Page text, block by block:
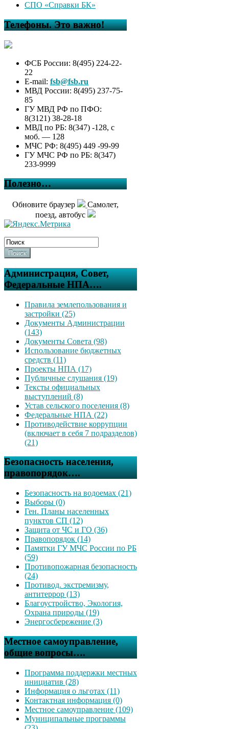
СПО «Справки БК»
Телефоны. Это важно!
ФСБ России: 8(495) 224-22-
22
E-mail: fsb@fsb.ru
МВД России: 8(495) 237-75-
85
ГУ МВД РФ по ПФО:
8(3121) 38-28-18
МВД по РБ: 8(347) -128, с
моб. — 128
МЧС РФ: 8(495) 449 -99-99
ГУ МЧС РФ по РБ: 8(347)
233-9999
Полезно…
Обновите браузер
Самолет,
поезд, автобус
Поиск
Администрация, Совет,
Федеральные НПА….
Правила землепользования и
застройки (25)
Документы Администрации
(143)
Документы Совета (98)
Использование бюджетных
средств (11)
Проекты НПА (17)
Публичные слушания (19)
Тексты официальных
выступлений (8)
Устав сельского поселения (8)
Федеральные НПА (22)
Противодействие коррупции
(включает в себя 7 подразделов)
(21)
Безопасность населения,
правопорядок….
Безопасность на водоемах (21)
Выборы (0)
Ген. Планы населенных
пунктов СП (12)
Защита от ЧС и ГО (36)
Правопорядок (14)
Памятки ГУ МЧС России по РБ
(59)
Противопожарная безопасность
(24)
Противод. экстремизму,
антитеррор (13)
Благоустройство, Экология,
Охрана природы (19)
Энергосбережение (3)
Местное самоуправление,
общие вопросы….
Программа поддержки местных
инициатив (28)
Информация о льготах (11)
Контактная информация (0)
Местное самоуправление (109)
Муниципальные программы